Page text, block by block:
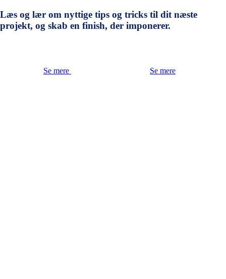
Læs og lær om nyttige tips og tricks til dit næste
projekt, og skab en finish, der imponerer.
Se mere Se mere